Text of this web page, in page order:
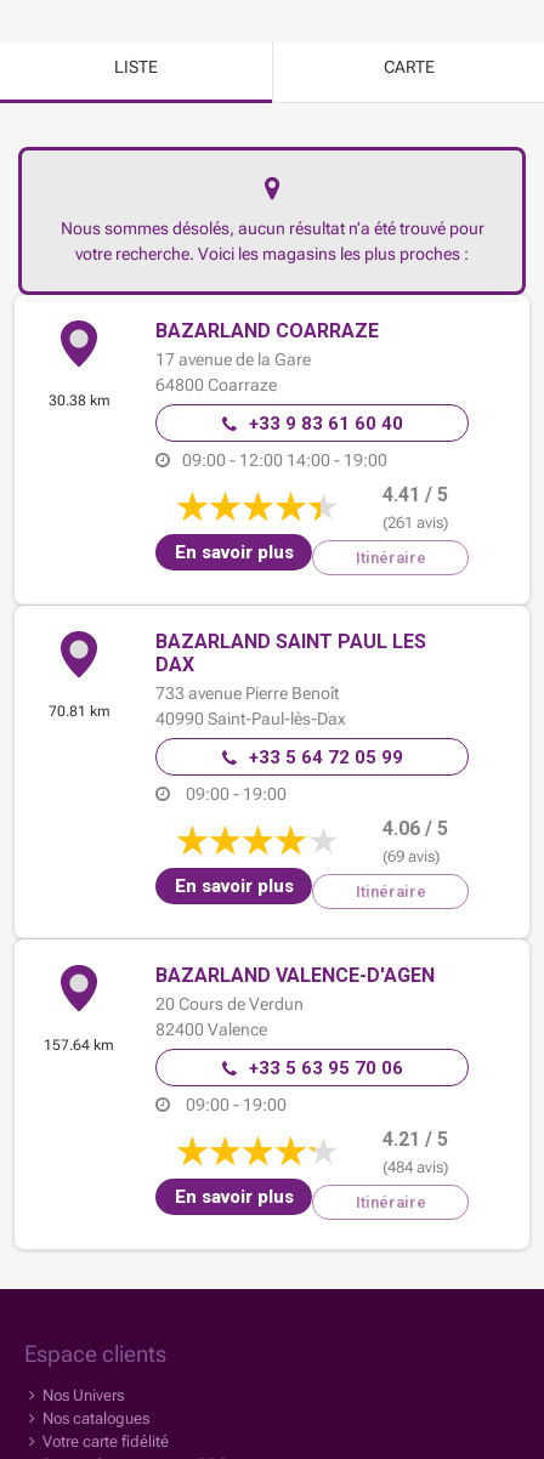
LISTE CARTE
Nous sommes désolés, aucun résultat n’a été trouvé pour
votre recherche. Voici les magasins les plus proches :
30.38 km
BAZARLAND COARRAZE
17 avenue de la Gare
64800 Coarraze
+33 9 83 61 60 40
09:00 - 12:00 14:00 - 19:00
4.41 / 5
(261 avis)
En savoir plus Itinéraire
70.81 km
BAZARLAND SAINT PAUL LES
DAX
733 avenue Pierre Benoît
40990 Saint-Paul-lès-Dax
+33 5 64 72 05 99
09:00 - 19:00
4.06 / 5
(69 avis)
En savoir plus Itinéraire
157.64 km
BAZARLAND VALENCE-D'AGEN
20 Cours de Verdun
82400 Valence
+33 5 63 95 70 06
09:00 - 19:00
4.21 / 5
(484 avis)
En savoir plus Itinéraire
Espace clients
Nos Univers
Nos catalogues
Votre carte fidélité